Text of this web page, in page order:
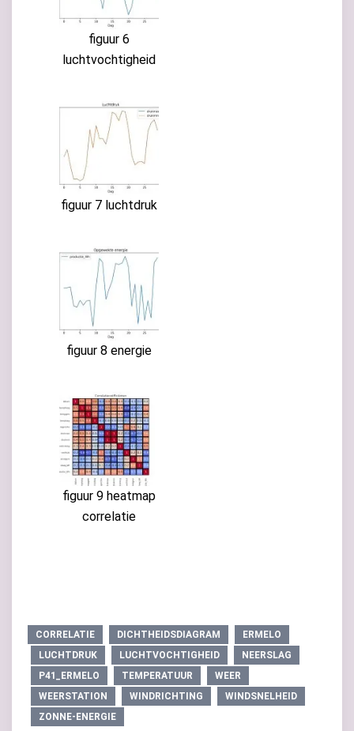
figuur 6
luchtvochtigheid
figuur 7 luchtdruk
figuur 8 energie
figuur 9 heatmap
correlatie
CORRELATIE DICHTHEIDSDIAGRAM
ERMELO
LUCHTDRUK
LUCHTVOCHTIGHEID
NEERSLAG
P41_ERMELO
TEMPERATUUR
WEER
WEERSTATION
WINDRICHTING
WINDSNELHEID
ZONNE-ENERGIE